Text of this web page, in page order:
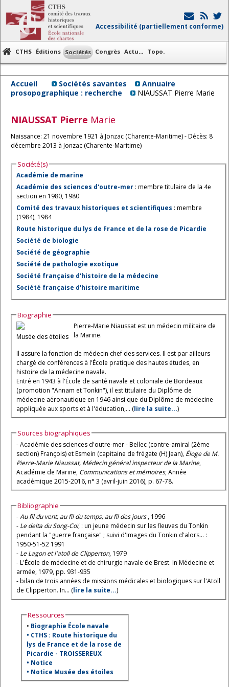
Accessibilité (partiellement conforme)
CTHS Éditions Sociétés Congrès Actu... Topo.
Accueil Sociétés savantes
Annuaire
prosopographique : recherche
NIAUSSAT Pierre Marie
NIAUSSAT Pierre Marie
Naissance: 21 novembre 1921 à Jonzac (Charente-Maritime) - Décès: 8
décembre 2013 à Jonzac (Charente-Maritime)
Société(s)
Académie de marine
Académie des sciences d'outre-mer : membre titulaire de la 4e
section en 1980, 1980
Comité des travaux historiques et scientifiques : membre
(1984), 1984
Route historique du lys de France et de la rose de Picardie
Société de biologie
Société de géographie
Société de pathologie exotique
Société française d'histoire de la médecine
Société française d'histoire maritime
Biographie
Musée des étoiles
Pierre-Marie Niaussat est un médecin militaire de
la Marine.
Il assure la fonction de médecin chef des services. Il est par ailleurs
chargé de conférences à l'École pratique des hautes études, en
histoire de la médecine navale.
Entré en 1943 à l'École de santé navale et coloniale de Bordeaux
(promotion "Annam et Tonkin"), il est titulaire du Diplôme de
médecine aéronautique en 1946 ainsi que du Diplôme de médecine
appliquée aux sports et à l'éducation,... (lire la suite...)
Sources biographiques
- Académie des sciences d'outre-mer - Bellec (contre-amiral (2ème
section) François) et Esmein (capitaine de frégate (H) Jean), Éloge de M.
Pierre-Marie Niaussat, Médecin général inspecteur de la Marine,
Académie de Marine, Communications et mémoires, Année
académique 2015-2016, n° 3 (avril-juin 2016), p. 67-78.
Bibliographie
-Au fil du vent, au fil du temps, au fil des jours, 1996
- Le delta du Song-Coï, : un jeune médecin sur les fleuves du Tonkin
pendant la "guerre française" ; suivi d'Images du Tonkin d'alors... :
1950-51-52 1991
- Le Lagon et l'atoll de Clipperton, 1979
- L'École de médecine et de chirurgie navale de Brest. In Médecine et
armée, 1979, pp. 931-935
- bilan de trois années de missions médicales et biologiques sur l'Atoll
de Clipperton. In... (lire la suite...)
Ressources
• Biographie École navale
• CTHS : Route historique du
lys de France et de la rose de
Picardie - TROISSEREUX
• Notice
• Notice Musée des étoiles